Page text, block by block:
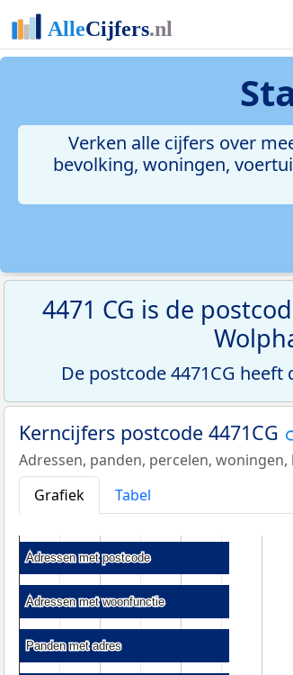
Verken alle cijfers over
bevolking, woningen,
4471 CG is de
De postcode 4471CG
Kerncijfers postcode 4471CG
Adressen, panden, percelen,
Grafiek
Tabel
Adressen met postcode
Adressen met postcode
Adressen met woonfunctie
Adressen met woonfunctie
Panden met adres
Panden met adres